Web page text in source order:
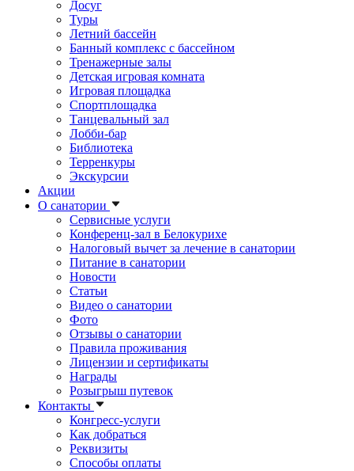
Досуг
Туры
Летний бассейн
Банный комплекс с бассейном
Тренажерные залы
Детская игровая комната
Игровая площадка
Спортплощадка
Танцевальный зал
Лобби-бар
Библиотека
Терренкуры
Экскурсии
Акции
О санатории
Сервисные услуги
Конференц-зал в Белокурихе
Налоговый вычет за лечение в санатории
Питание в санатории
Новости
Статьи
Видео о санатории
Фото
Отзывы о санатории
Правила проживания
Лицензии и сертификаты
Награды
Розыгрыш путевок
Контакты
Конгресс-услуги
Как добраться
Реквизиты
Способы оплаты